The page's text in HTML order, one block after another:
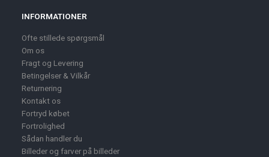
INFORMATIONER
Ofte stillede spørgsmål
Om os
Fragt og Levering
Betingelser & Vilkår
Returnering
Kontakt os
Fortryd købet
Fortrolighed
Sådan handler du
Billeder og farver på billeder